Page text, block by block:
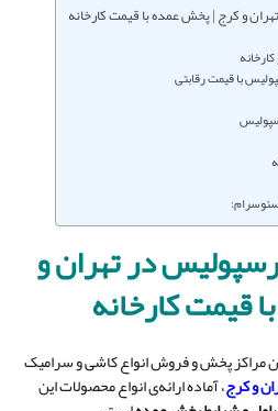
و کرج | پخش عمده با قیمت کارخانه
با قیمت رقابتی
در تهران و
قیمت کارخانه
مراکز پخش و فروش انواع کاشی و سرامیک
و کرج، آماده ارائه‌ی انواع محصولات این